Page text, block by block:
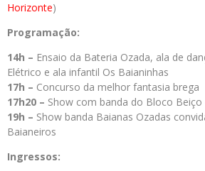
Horizonte)
Programação:
14h – Ensaio da Bateria Ozada, ala de
Elétrico e ala infantil Os Baianinhas
17h – Concurso da melhor fantasia brega
17h20 – Show com banda do Bloco Beiço
19h – Show banda Baianas Ozadas
Baianeiros
Ingressos: